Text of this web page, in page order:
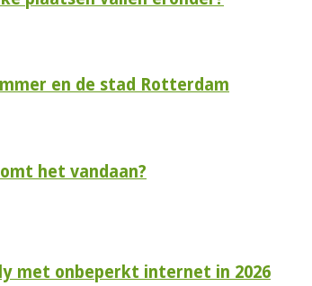
en de stad Rotterdam
het vandaan?
met onbeperkt internet in 2026